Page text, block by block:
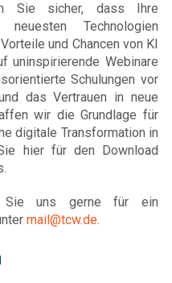
Sie sicher, dass Ihre
Technologien
und Chancen von KI
uninspirierende Webinare
Schulungen vor
das Vertrauen in neue
wir die Grundlage für
digitale Transformation in
hier für den Download
Sie uns gerne für ein
mail@tcw.de.